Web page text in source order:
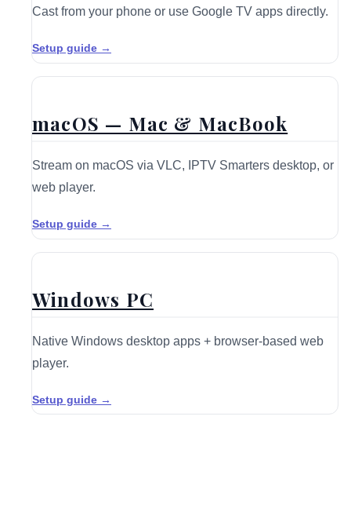
Cast from your phone or use Google TV apps directly.
Setup guide →
macOS — Mac & MacBook
Stream on macOS via VLC, IPTV Smarters desktop, or
web player.
Setup guide →
Windows PC
Native Windows desktop apps + browser-based web
player.
Setup guide →